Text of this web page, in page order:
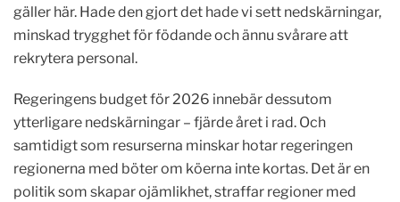
gäller här. Hade den gjort det hade vi sett nedskärningar,
minskad trygghet för födande och ännu svårare att
rekrytera personal.
Regeringens budget för 2026 innebär dessutom
ytterligare nedskärningar – fjärde året i rad. Och
samtidigt som resurserna minskar hotar regeringen
regionerna med böter om köerna inte kortas. Det är en
politik som skapar ojämlikhet, straffar regioner med